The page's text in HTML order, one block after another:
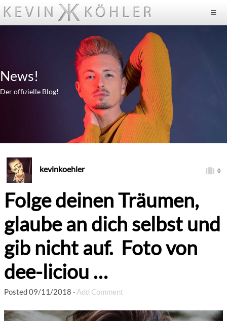
News!
Der offizielle Blog!
kevinkoehler 0
Folge deinen Träumen,
glaube an dich selbst und
gib nicht auf. Foto von
dee-liciou …
Posted09/11/2018 · Add Comment